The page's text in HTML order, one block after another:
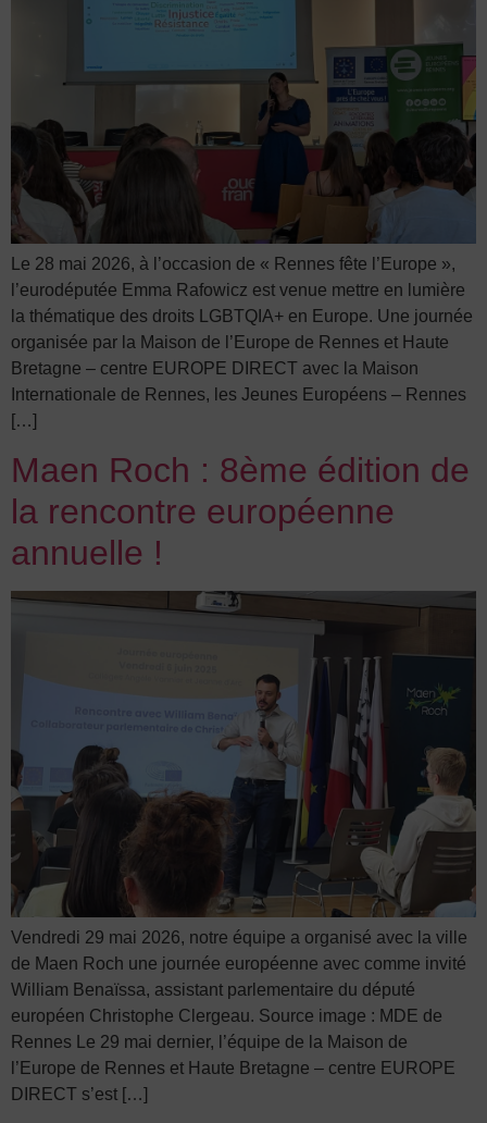
Le 28 mai 2026, à l’occasion de « Rennes fête l’Europe »,
l’eurodéputée Emma Rafowicz est venue mettre en lumière
la thématique des droits LGBTQIA+ en Europe. Une journée
organisée par la Maison de l’Europe de Rennes et Haute
Bretagne – centre EUROPE DIRECT avec la Maison
Internationale de Rennes, les Jeunes Européens – Rennes
[…]
Maen Roch : 8ème édition de
la rencontre européenne
annuelle !
Vendredi 29 mai 2026, notre équipe a organisé avec la ville
de Maen Roch une journée européenne avec comme invité
William Benaïssa, assistant parlementaire du député
européen Christophe Clergeau. Source image : MDE de
Rennes Le 29 mai dernier, l’équipe de la Maison de
l’Europe de Rennes et Haute Bretagne – centre EUROPE
DIRECT s’est […]